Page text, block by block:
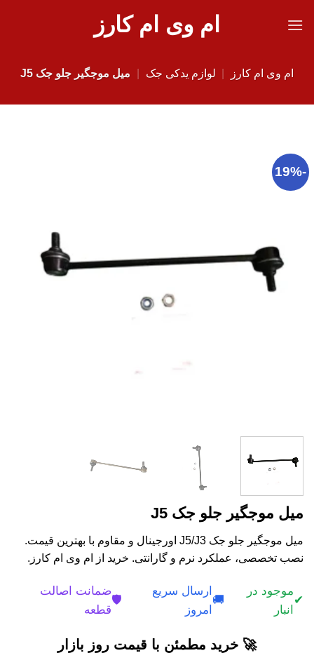
ام وی ام کارز
ام وی ام کارز لوازم یدکی جک میل موجگیر جلو جک J5
-19%
میل موجگیر جلو جک J5
میل موجگیر جلو جک J5/J3 اورجینال و مقاوم با بهترین قیمت.
نصب تخصصی، عملکرد نرم و گارانتی. خرید از ام وی ام کارز.
✔
موجود در
انبار
🚚
ارسال سریع
امروز
🛡️
ضمانت اصالت
قطعه
🚀 خرید مطمئن با قیمت روز بازار